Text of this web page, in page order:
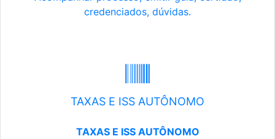
credenciados, dúvidas.
TAXAS E ISS AUTÔNOMO
TAXAS E ISS AUTÔNOMO